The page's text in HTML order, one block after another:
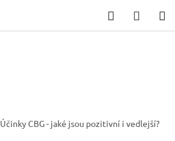
Hledat
KOŠÍK
Účinky CBG - jaké jsou pozitivní i vedlejší?